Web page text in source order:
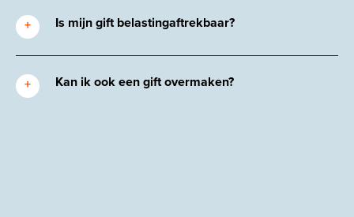
Is mijn gift belastingaftrekbaar?
Kan ik ook een gift overmaken?